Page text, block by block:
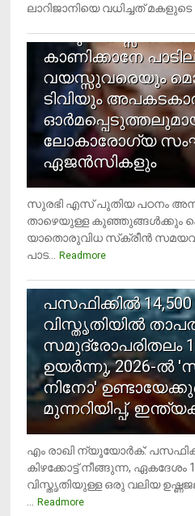
ലാറിജാനിയെ വധിച്ചത് മകളുടെ
4
രണ്ടു വയസ്സില്‍
കാണിക്കാനേ
വയസ്സുവരെയും
ടിവിയും
ലോകാരോഗ്യ
ഏജന്‍സികളും
സുരഭി എസ് പുതിയ പഠനം
താഴെയുള്ള കുഞ്ഞുങ്ങള്‍ക്കും
യാതൊരുവിധ സ്‌ക്രീന്‍
പാട...
Readmore
പസഫിക്കില്‍ 14,500
വിസ്തൃതിയില്‍
സമുദ്രോപരിതലം
ഉയര്‍ന്നു, 2026-ല്‍
നിനോ'
മുന്നറിയിപ്പ്,
എം രാഖി ന്യൂയോര്‍ക്:
കിഴക്കോട്ട് നീങ്ങുന്ന, ഏകദേശം
വിസ്തൃതിയുള്ള ഒരു വലിയ
Readmore